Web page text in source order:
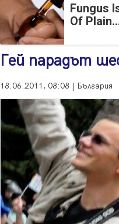
Fungus
Of
Гей парадът
18.06.2011, 08:08 | България